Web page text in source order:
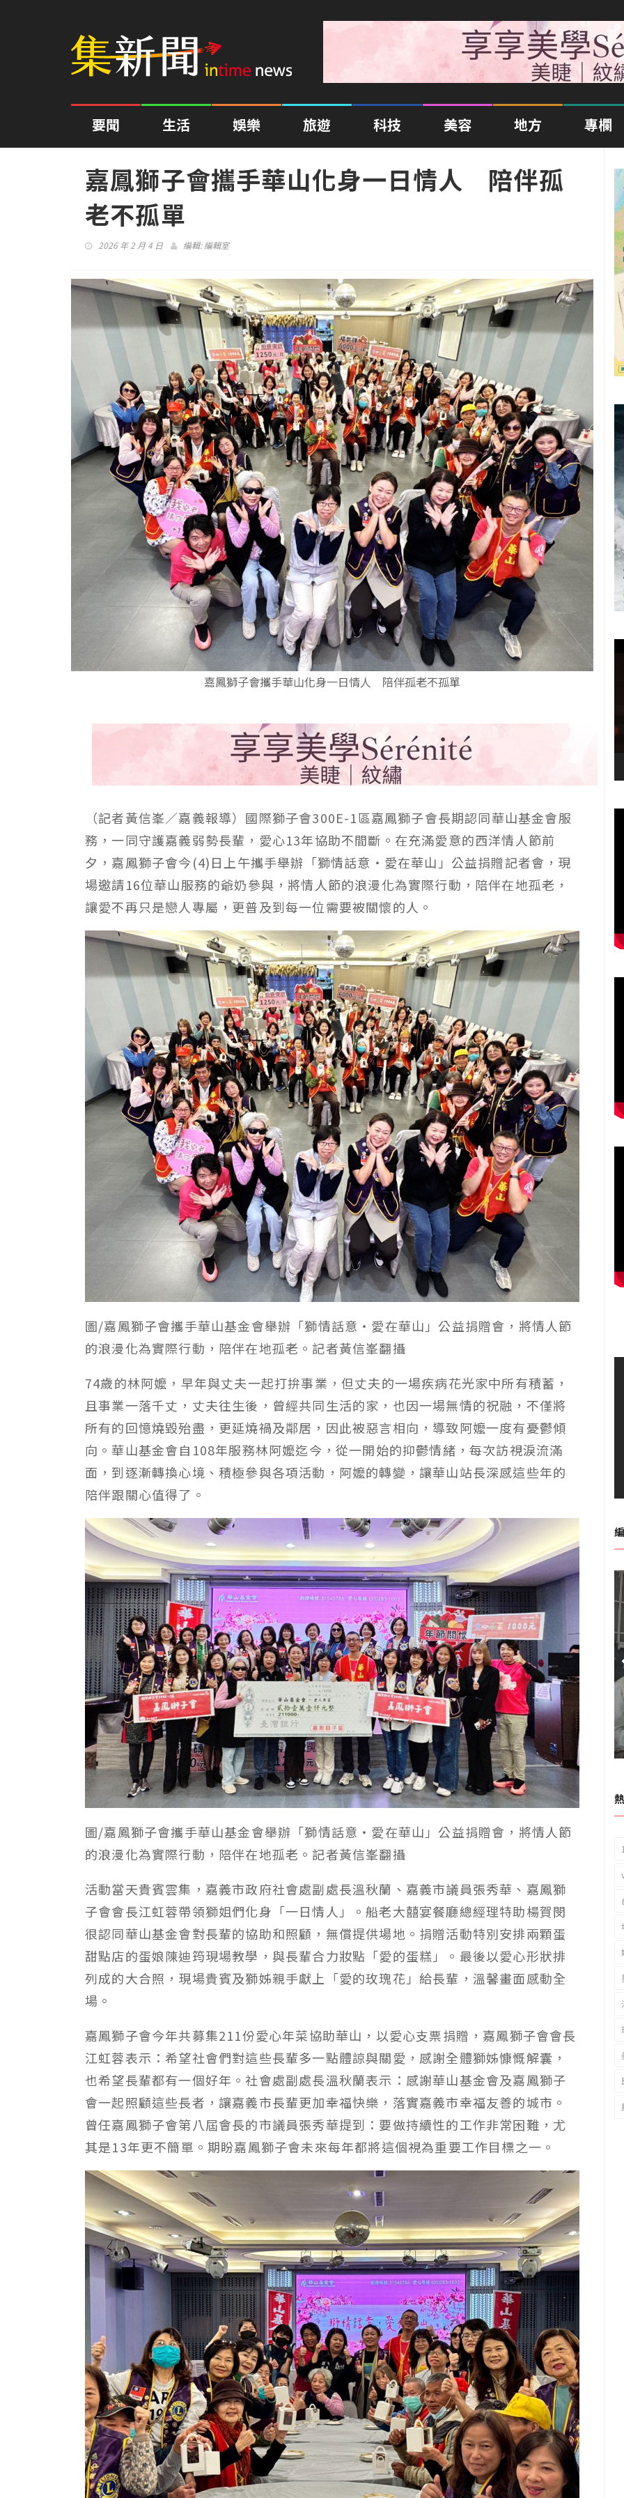
要聞 生活 娛樂 旅遊 科技 美容 地方 專欄
嘉鳳獅子會攜手華山化身一日情人 陪伴孤
老不孤單
2026 年 2 月 4 日 編輯:編輯室
嘉鳳獅子會攜手華山化身一日情人 陪伴孤老不孤單
（記者黃信峯／嘉義報導）國際獅子會300E-1區嘉鳳獅子會長期認同華山基金會服
務，一同守護嘉義弱勢長輩，愛心13年協助不間斷。在充滿愛意的西洋情人節前
夕，嘉鳳獅子會今(4)日上午攜手舉辦「獅情話意‧愛在華山」公益捐贈記者會，現
場邀請16位華山服務的爺奶參與，將情人節的浪漫化為實際行動，陪伴在地孤老，
讓愛不再只是戀人專屬，更普及到每一位需要被關懷的人。
圖/嘉鳳獅子會攜手華山基金會舉辦「獅情話意‧愛在華山」公益捐贈會，將情人節
的浪漫化為實際行動，陪伴在地孤老。記者黃信峯翻攝
74歲的林阿嬤，早年與丈夫一起打拚事業，但丈夫的一場疾病花光家中所有積蓄，
且事業一落千丈，丈夫往生後，曾經共同生活的家，也因一場無情的祝融，不僅將
所有的回憶燒毀殆盡，更延燒禍及鄰居，因此被惡言相向，導致阿嬤一度有憂鬱傾
向。華山基金會自108年服務林阿嬤迄今，從一開始的抑鬱情緒，每次訪視淚流滿
面，到逐漸轉換心境、積極參與各項活動，阿嬤的轉變，讓華山站長深感這些年的
陪伴跟關心值得了。
圖/嘉鳳獅子會攜手華山基金會舉辦「獅情話意‧愛在華山」公益捐贈會，將情人節
的浪漫化為實際行動，陪伴在地孤老。記者黃信峯翻攝
活動當天貴賓雲集，嘉義市政府社會處副處長溫秋蘭、嘉義市議員張秀華、嘉鳳獅
子會會長江虹蓉帶領獅姐們化身「一日情人」。船老大囍宴餐廳總經理特助楊賀閔
很認同華山基金會對長輩的協助和照顧，無償提供場地。捐贈活動特別安排兩顆蛋
甜點店的蛋娘陳迪筠現場教學，與長輩合力妝點「愛的蛋糕」。最後以愛心形狀排
列成的大合照，現場貴賓及獅姊親手獻上「愛的玫瑰花」給長輩，溫馨畫面感動全
場。
嘉鳳獅子會今年共募集211份愛心年菜協助華山，以愛心支票捐贈，嘉鳳獅子會會長
江虹蓉表示：希望社會們對這些長輩多一點體諒與關愛，感謝全體獅姊慷慨解囊，
也希望長輩都有一個好年。社會處副處長溫秋蘭表示：感謝華山基金會及嘉鳳獅子
會一起照顧這些長者，讓嘉義市長輩更加幸福快樂，落實嘉義市幸福友善的城市。
曾任嘉鳳獅子會第八屆會長的市議員張秀華提到：要做持續性的工作非常困難，尤
其是13年更不簡單。期盼嘉鳳獅子會未來每年都將這個視為重要工作目標之一。